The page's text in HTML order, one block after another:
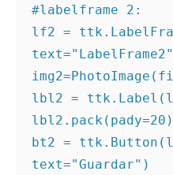
#labelframe 2:
lf2 =
lbl2 =
lbl2.pack(pady=20)
bt2 =
text="Guardar")